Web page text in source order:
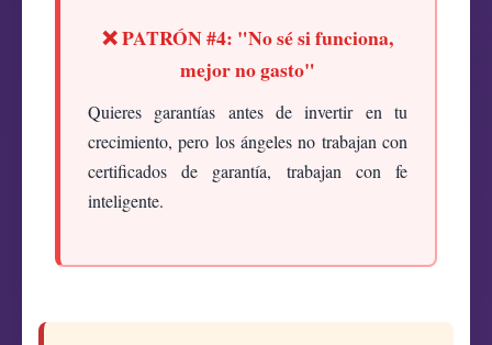
❌ PATRÓN #4: "No sé si funciona,
mejor no gasto"
Quieres garantías antes de invertir en tu
crecimiento, pero los ángeles no trabajan con
certificados de garantía, trabajan con fe
inteligente.